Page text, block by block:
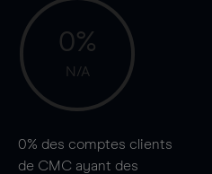
0%
N/A
0% des comptes clients
de CMC ayant des